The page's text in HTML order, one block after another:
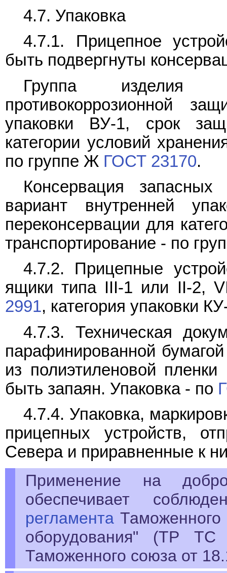
4.7. Упаковка
4.7.1. Прицепное
быть подвергнуты
Группа изделия
противокоррозионной
упаковки ВУ-1, срок
категории условий
по группе Ж ГОСТ 23170.
Консервация
вариант внутренней
переконсервации для
транспортирование - по
4.7.2. Прицепные
ящики типа III-1 или II-2,
2991, категория упаковки
4.7.3. Техническая
парафинированной
из полиэтиленовой
быть запаян. Упаковка - по
4.7.4. Упаковка,
прицепных устройств,
Севера и приравненные к
Применение на
обеспечивает
регламента
оборудования" (ТР ТС
Таможенного союза от